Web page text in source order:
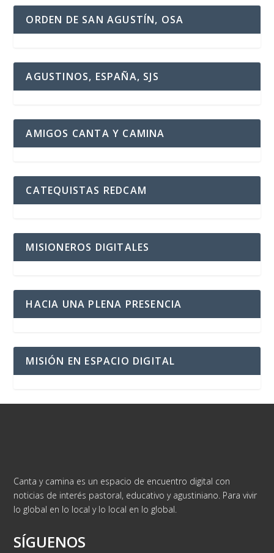
ORDEN DE SAN AGUSTÍN, OSA
AGUSTINOS, ESPAÑA, SJS
AMIGOS CANTA Y CAMINA
CATEQUISTAS REDCAM
MISIONEROS DIGITALES
HACIA UNA PLENA PRESENCIA
MISIÓN EN ESPACIO DIGITAL
Canta y camina es un espacio de encuentro digital con
noticias de interés pastoral, educativo y agustiniano. Para vivir
lo global en lo local y lo local en lo global.
SÍGUENOS